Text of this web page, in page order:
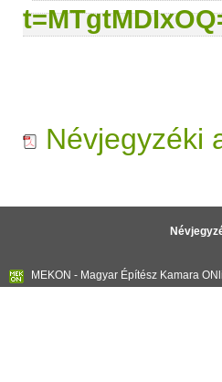
Névjegyzéki
MEKON - Magyar Építész Kamara